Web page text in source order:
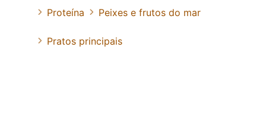
Proteína
Peixes e frutos do mar
Pratos principais